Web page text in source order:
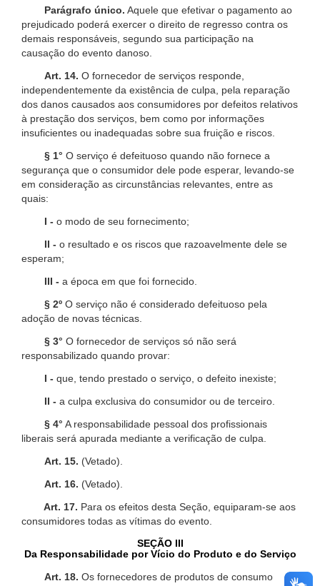
Parágrafo único. Aquele que efetivar o pagamento ao
prejudicado poderá exercer o direito de regresso contra os
demais responsáveis, segundo sua participação na
causação do evento danoso.
Art. 14. O fornecedor de serviços responde,
independentemente da existência de culpa, pela reparação
dos danos causados aos consumidores por defeitos relativos
à prestação dos serviços, bem como por informações
insuficientes ou inadequadas sobre sua fruição e riscos.
§ 1° O serviço é defeituoso quando não fornece a
segurança que o consumidor dele pode esperar, levando-se
em consideração as circunstâncias relevantes, entre as
quais:
I - o modo de seu fornecimento;
II - o resultado e os riscos que razoavelmente dele se
esperam;
III - a época em que foi fornecido.
§ 2º O serviço não é considerado defeituoso pela
adoção de novas técnicas.
§ 3° O fornecedor de serviços só não será
responsabilizado quando provar:
I - que, tendo prestado o serviço, o defeito inexiste;
II - a culpa exclusiva do consumidor ou de terceiro.
§ 4° A responsabilidade pessoal dos profissionais
liberais será apurada mediante a verificação de culpa.
Art. 15. (Vetado).
Art. 16. (Vetado).
Art. 17. Para os efeitos desta Seção, equiparam-se aos
consumidores todas as vítimas do evento.
SEÇÃO III
Da Responsabilidade por Vício do Produto e do Serviço
Art. 18. Os fornecedores de produtos de consumo